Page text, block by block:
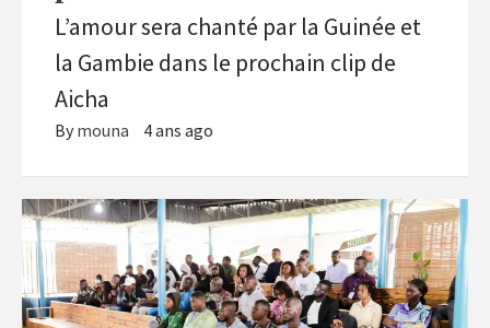
L’amour sera chanté par la Guinée et
la Gambie dans le prochain clip de
Aicha
By mouna 4 ans ago